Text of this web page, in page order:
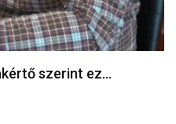
szerint ez…